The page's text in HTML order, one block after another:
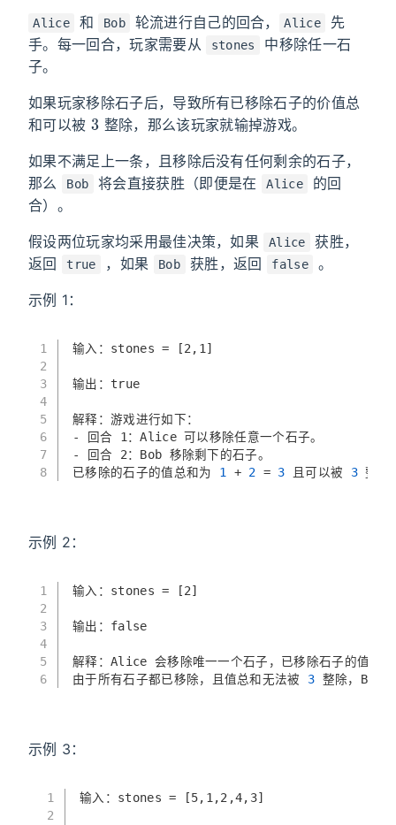
Alice 和 Bob 轮流进行自己的回合， Alice
先
手。每一回合，玩家需要从
stones
中移除任一石
子。
如果玩家移除石子后，导致所有已移除石子的价值总
和可以被 3 整除，那么该玩家就输掉游戏。
如果不满足上一条，且移除后没有任何剩余的石子，
那么
Bob 将会直接获胜（即便是在 Alice
的回
合）。
假设两位玩家均采用最佳决策，如果 Alice
获胜，
返回
true ，如果 Bob 获胜，返回 false 。
示例 1：
1
2
3
4
5
6
7
8
输入：stones = [2,1]
输出：true
解释：游戏进行如下：
- 回合 1：Alice 可以移除任意一个石子。
- 回合 2：Bob 移除剩下的石子。
已移除的石子的值总和为 1 + 2 = 3 且可以被 3 整除
示例 2：
1
2
3
4
5
6
输入：stones = [2]
输出：false
解释：Alice 会移除唯一一个石子，已移除石子的值总
由于所有石子都已移除，且值总和无法被
3 整除，Bob
示例 3：
1
2
输入：stones = [5,1,2,4,3]